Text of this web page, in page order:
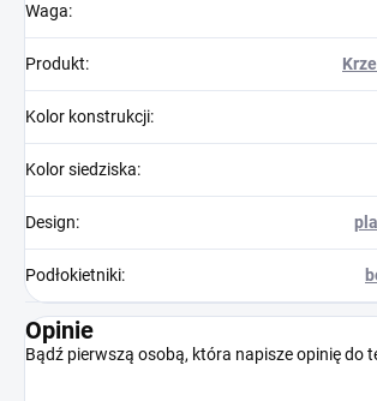
Waga:
Produkt:
Kolor konstrukcji:
Kolor siedziska:
Design:
Podłokietniki:
Opinie
Bądź pierwszą osobą, która napisze opinię do